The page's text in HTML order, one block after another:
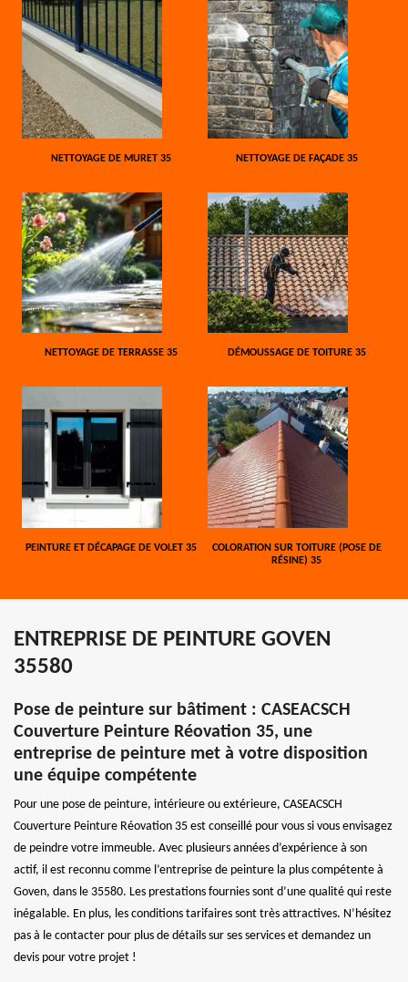
NETTOYAGE DE MURET 35 NETTOYAGE DE FAÇADE 35
NETTOYAGE DE TERRASSE 35 DÉMOUSSAGE DE TOITURE 35
PEINTURE ET DÉCAPAGE DE VOLET 35
COLORATION SUR TOITURE (POSE DE
RÉSINE) 35
ENTREPRISE DE PEINTURE GOVEN
35580
Pose de peinture sur bâtiment : CASEACSCH
Couverture Peinture Réovation 35, une
entreprise de peinture met à votre disposition
une équipe compétente
Pour une pose de peinture, intérieure ou extérieure, CASEACSCH
Couverture Peinture Réovation 35 est conseillé pour vous si vous envisagez
de peindre votre immeuble. Avec plusieurs années d’expérience à son
actif, il est reconnu comme l’entreprise de peinture la plus compétente à
Goven, dans le 35580. Les prestations fournies sont d’une qualité qui reste
inégalable. En plus, les conditions tarifaires sont très attractives. N’hésitez
pas à le contacter pour plus de détails sur ses services et demandez un
devis pour votre projet !